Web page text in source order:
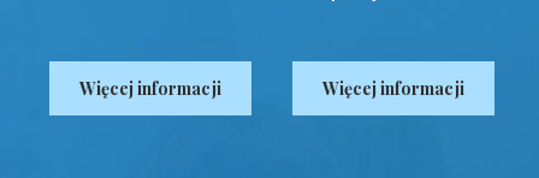
Więcej informacji Więcej informacji